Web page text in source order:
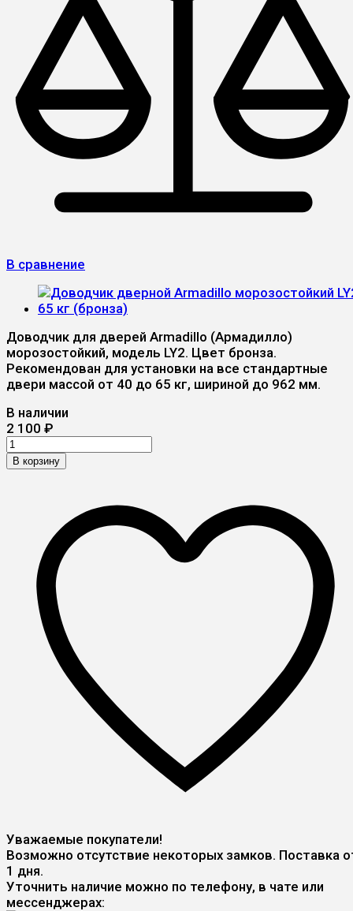
В сравнение
Доводчик для дверей Armadillo (Армадилло)
морозостойкий, модель LY2. Цвет бронза.
Рекомендован для установки на все стандартные
двери массой от 40 до 65 кг, шириной до 962 мм.
В наличии
2 100 ₽
В корзину
Уважаемые покупатели!
Возможно отсутствие некоторых замков. Поставка
1 дня.
Уточнить наличие можно по телефону, в чате или
мессенджерах: